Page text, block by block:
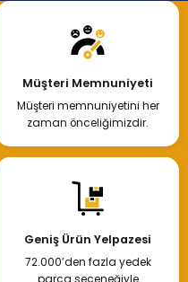
Müşteri Memnuniyeti
Müşteri memnuniyetini her
zaman önceliğimizdir.
Geniş Ürün Yelpazesi
72.000’den fazla yedek
parça seçeneğiyle